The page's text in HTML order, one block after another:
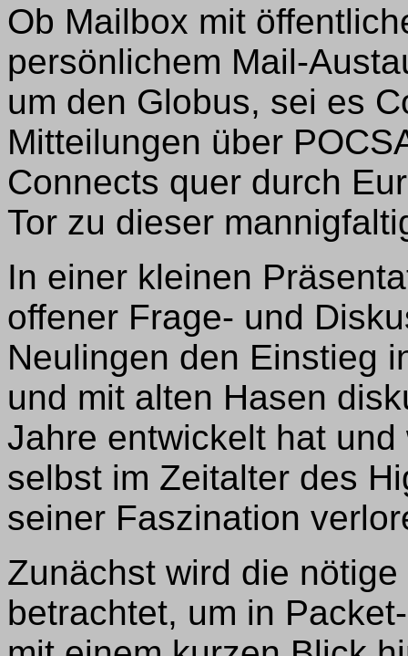
Ob Mailbox mit
persönlichem Mail-
um den Globus, sei es
Mitteilungen über
Connects quer durch
Tor zu dieser
In einer kleinen
offener Frage- und
Neulingen den Einstieg
und mit alten Hasen
Jahre entwickelt hat
selbst im Zeitalter des
seiner Faszination
Zunächst wird die
betrachtet, um in